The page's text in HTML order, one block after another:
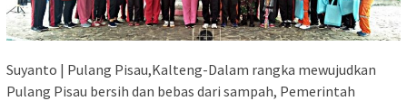
Suyanto | Pulang Pisau,Kalteng-Dalam rangka mewujudkan
Pulang Pisau bersih dan bebas dari sampah, Pemerintah